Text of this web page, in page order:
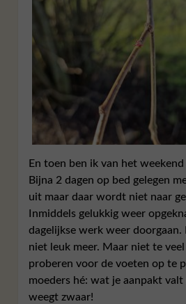
En toen ben ik van het
Bijna 2 dagen op bed gelegen
uit maar daar wordt niet naar
Inmiddels gelukkig weer
dagelijkse werk weer
niet leuk meer. Maar niet te
proberen voor de voeten op te
moeders hé: wat je aanpakt
weegt zwaar!